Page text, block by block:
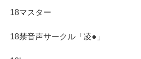
18マスター
18禁音声サークル「凌●」